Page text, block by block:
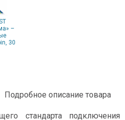
–
30
Подробное описание товара
стандарта подключения